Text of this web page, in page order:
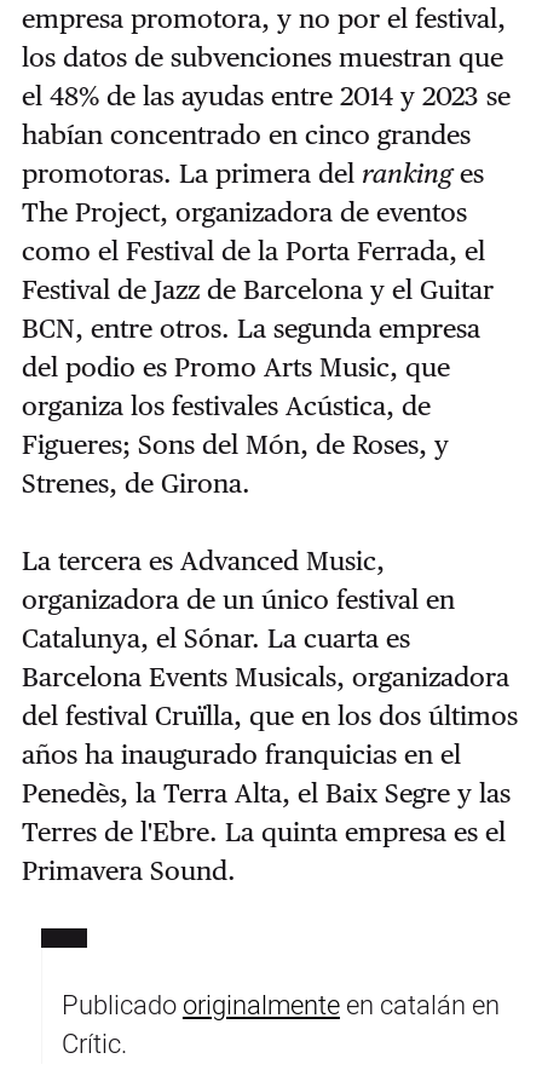
empresa promotora, y no por el festival,
los datos de subvenciones muestran que
el 48% de las ayudas entre 2014 y 2023 se
habían concentrado en cinco grandes
promotoras. La primera del rankinges
The Project, organizadora de eventos
como el Festival de la Porta Ferrada, el
Festival de Jazz de Barcelona y el Guitar
BCN, entre otros. La segunda empresa
del podio es Promo Arts Music, que
organiza los festivales Acústica, de
Figueres; Sons del Món, de Roses, y
Strenes, de Girona.
La tercera es Advanced Music,
organizadora de un único festival en
Catalunya, el Sónar. La cuarta es
Barcelona Events Musicals, organizadora
del festival Cruïlla, que en los dos últimos
años ha inaugurado franquicias en el
Penedès, la Terra Alta, el Baix Segre y las
Terres de l'Ebre. La quinta empresa es el
Primavera Sound.
Publicadooriginalmenteen catalán en
Crític.